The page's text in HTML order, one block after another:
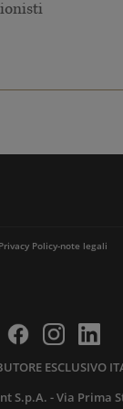
Privacy Policy-note legali
ESCLUSIVO
- Via Prima